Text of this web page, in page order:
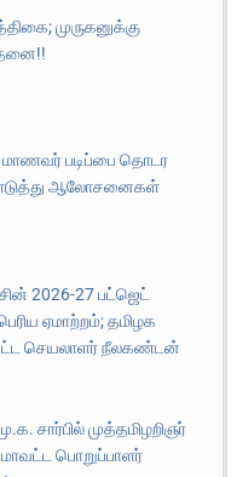
முருகனுக்கு
மாணவர் படிப்பை தொடர
ஆலோசனைகள்
2026-27 பட்ஜெட்
ஏமாற்றம்; தமிழக
செயலாளர் நீலகண்டன்
சார்பில் முத்தமிழறிஞர்
பொறுப்பாளர்